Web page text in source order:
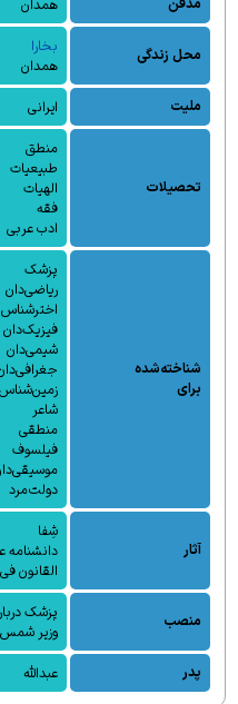
مدفن همدان
محل زندگی
بخارا
همدان
ملیت ایرانی
تحصیلات
منطق
طبیعیات
الهیات
فقه
ادب عربی
شناخته‌شده
برای
پزشک
ریاضی‌دان
اخترشناس
فیزیک‌دان
شیمی‌دان
زمین‌شناس
شاعر
منطقی
فیلسوف
دولت‌مرد
آثار
شِفا
دانشنامه
القانون
منصب
پزشک
وزیر
پدر عبدالله